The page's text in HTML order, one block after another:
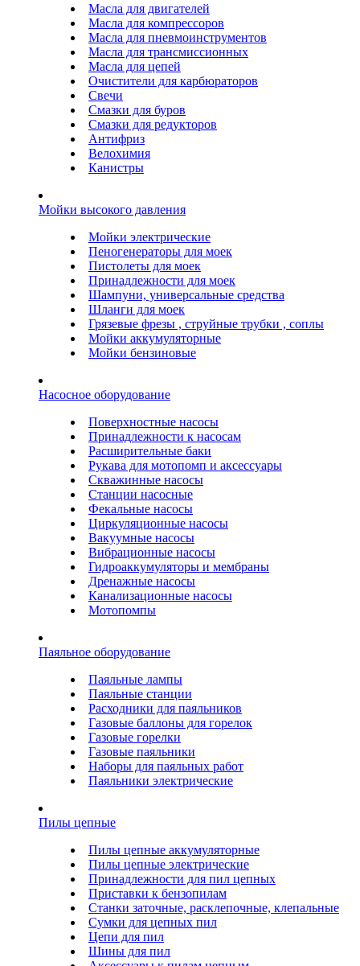
Масла для двигателей
Масла для компрессоров
Масла для пневмоинструментов
Масла для трансмиссионных
Масла для цепей
Очистители для карбюраторов
Свечи
Смазки для буров
Смазки для редукторов
Антифриз
Велохимия
Канистры
Мойки высокого давления
Мойки электрические
Пеногенераторы для моек
Пистолеты для моек
Принадлежности для моек
Шампуни, универсальные средства
Шланги для моек
Грязевые фрезы , струйные трубки , соплы
Мойки аккумуляторные
Мойки бензиновые
Насосное оборудование
Поверхностные насосы
Принадлежности к насосам
Расширительные баки
Рукава для мотопомп и аксессуары
Скважинные насосы
Станции насосные
Фекальные насосы
Циркуляционные насосы
Вакуумные насосы
Вибрационные насосы
Гидроаккумуляторы и мембраны
Дренажные насосы
Канализационные насосы
Мотопомпы
Паяльное оборудование
Паяльные лампы
Паяльные станции
Расходники для паяльников
Газовые баллоны для горелок
Газовые горелки
Газовые паяльники
Наборы для паяльных работ
Паяльники электрические
Пилы цепные
Пилы цепные аккумуляторные
Пилы цепные электрические
Принадлежности для пил цепных
Приставки к бензопилам
Станки заточные, расклепочные, клепальные
Сумки для цепных пил
Цепи для пил
Шины для пил